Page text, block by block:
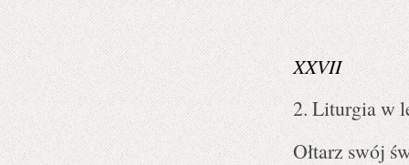
XXVII
2. Liturgia w
Ołtarz swój